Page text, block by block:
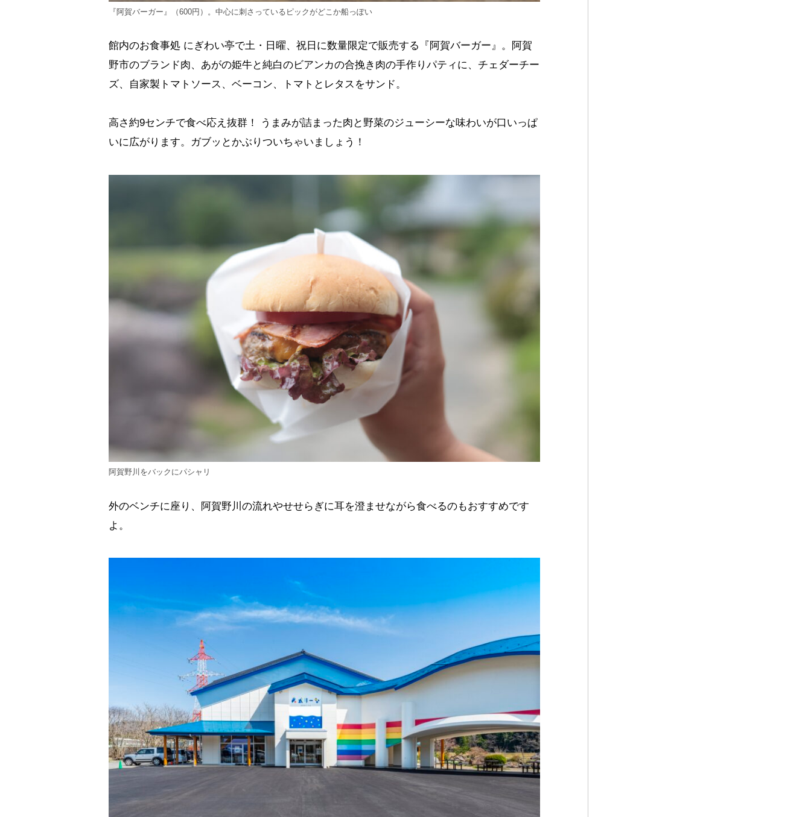
『阿賀バーガー』（600円）。中心に刺さっているピックがどこか船っぽい
館内のお食事処 にぎわい亭で土・日曜、祝日に数量限定で販売する『阿賀バーガー』。阿賀
野市のブランド肉、あがの姫牛と純白のビアンカの合挽き肉の手作りパティに、チェダーチー
ズ、自家製トマトソース、ベーコン、トマトとレタスをサンド。
高さ約9センチで食べ応え抜群！ うまみが詰まった肉と野菜のジューシーな味わいが口いっぱ
いに広がります。ガブッとかぶりついちゃいましょう！
阿賀野川をバックにパシャリ
外のベンチに座り、阿賀野川の流れやせせらぎに耳を澄ませながら食べるのもおすすめです
よ。